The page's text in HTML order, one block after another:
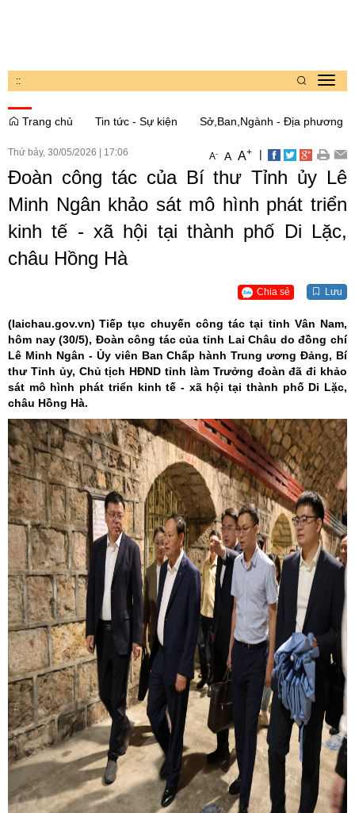
::
Trang chủ
Tin tức - Sự kiện Sở,Ban,Ngành - Địa phương
Thứ bảy, 30/05/2026 17:06 A- A A+ |
Đoàn công tác của Bí thư Tỉnh ủy Lê
Minh Ngân khảo sát mô hình phát triển
kinh tế - xã hội tại thành phố Di Lặc,
châu Hồng Hà
Chia sẻ Lưu
(laichau.gov.vn) Tiếp tục chuyến công tác tại tỉnh Vân Nam,
hôm nay (30/5), Đoàn công tác của tỉnh Lai Châu do đồng chí
Lê Minh Ngân - Ủy viên Ban Chấp hành Trung ương Đảng, Bí
thư Tỉnh ủy, Chủ tịch HĐND tỉnh làm Trưởng đoàn đã đi khảo
sát mô hình phát triển kinh tế - xã hội tại thành phố Di Lặc,
châu Hồng Hà.